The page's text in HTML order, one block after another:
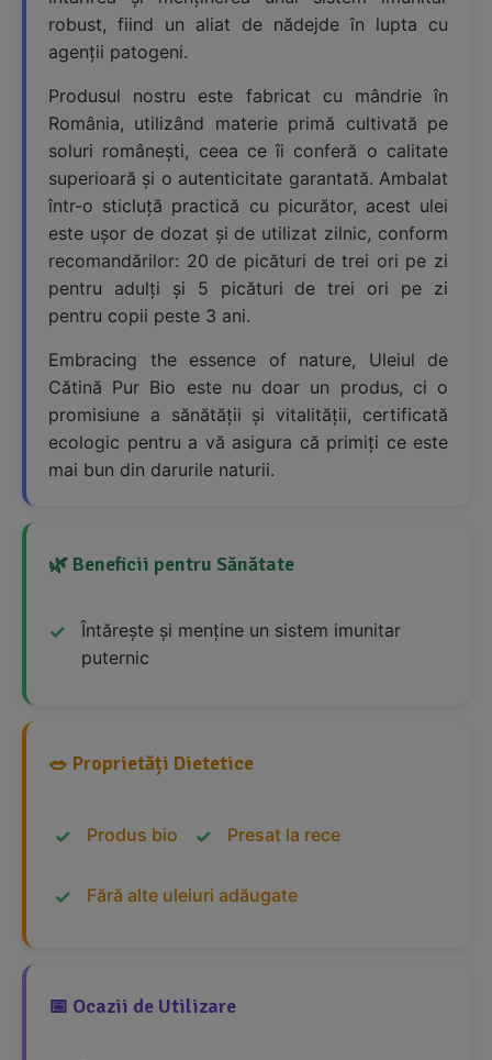
robust, fiind un aliat de nădejde în lupta cu
agenții patogeni.
Produsul nostru este fabricat cu mândrie în
România, utilizând materie primă cultivată pe
soluri românești, ceea ce îi conferă o calitate
superioară și o autenticitate garantată. Ambalat
într-o sticluță practică cu picurător, acest ulei
este ușor de dozat și de utilizat zilnic, conform
recomandărilor: 20 de picături de trei ori pe zi
pentru adulți și 5 picături de trei ori pe zi
pentru copii peste 3 ani.
Embracing the essence of nature, Uleiul de
Cătină Pur Bio este nu doar un produs, ci o
promisiune a sănătății și vitalității, certificată
ecologic pentru a vă asigura că primiți ce este
mai bun din darurile naturii.
🌿 Beneficii pentru Sănătate
Întărește și menține un sistem imunitar
puternic
🥗 Proprietăți Dietetice
Produs bio Presat la rece
Fără alte uleiuri adăugate
📅 Ocazii de Utilizare